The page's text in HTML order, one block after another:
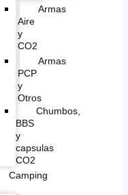
Armas
Aire
y
CO2
Armas
PCP
y
Otros
Chumbos,
BBS
y
capsulas
CO2
Camping